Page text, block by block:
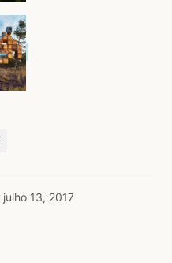
julho 13, 2017